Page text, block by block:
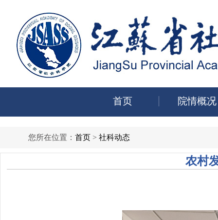
首页 院情概况
您所在位置： 首页 > 社科动态
农村